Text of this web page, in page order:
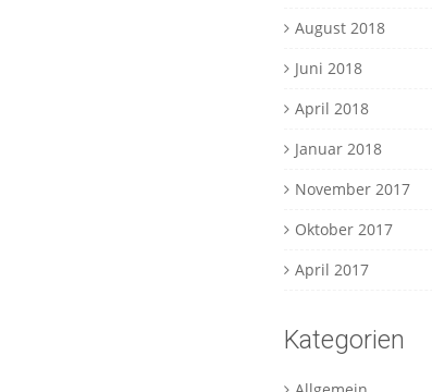
August 2018
Juni 2018
April 2018
Januar 2018
November 2017
Oktober 2017
April 2017
Kategorien